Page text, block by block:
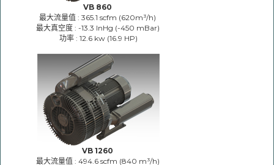
VB 860
最大流量值 : 365.1 scfm (620m³/h)
最大真空度 : -13.3 InHg (-450 mBar)
功率 : 12.6 kw (16.9 HP)
VB 1260
最大流量值 : 494.6 scfm (840 m³/h)